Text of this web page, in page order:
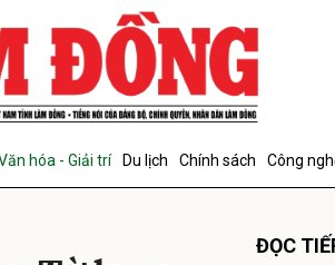
hóa - Giải trí Du lịch Chính sách Công
ĐỌC